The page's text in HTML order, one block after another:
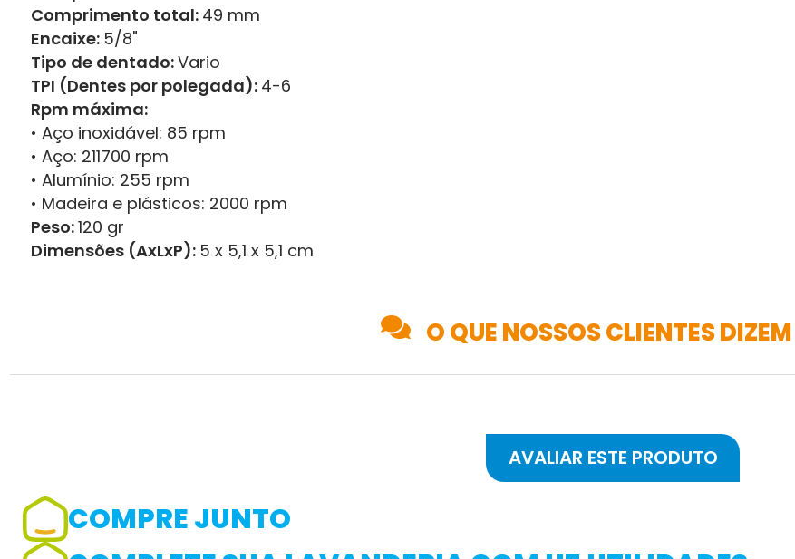
Comprimento total: 49 mm
Encaixe: 5/8"
Tipo de dentado:Vario
TPI (Dentes por polegada): 4-6
Rpm máxima:
• Aço inoxidável: 85 rpm
• Aço: 211700 rpm
• Alumínio: 255 rpm
• Madeira e plásticos: 2000 rpm
Peso:120 gr
Dimensões (AxLxP): 5 x 5,1 x 5,1 cm
O QUE NOSSOS CLIENTES DIZEM
Adicionar avaliação
COMPRE JUNTO